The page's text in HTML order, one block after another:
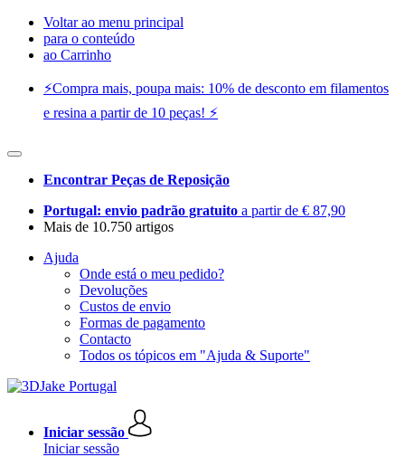
Voltar ao menu principal
para o conteúdo
ao Carrinho
⚡️Compra mais, poupa mais: 10% de desconto em filamentos
e resina a partir de 10 peças! ⚡️
Encontrar Peças de Reposição
Portugal: envio padrão gratuito a partir de € 87,90
Mais de 10.750 artigos
Ajuda
Onde está o meu pedido?
Devoluções
Custos de envio
Formas de pagamento
Contacto
Todos os tópicos em "Ajuda & Suporte"
Iniciar sessão
Iniciar sessão